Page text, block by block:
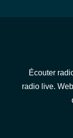
Écouter
radio live.